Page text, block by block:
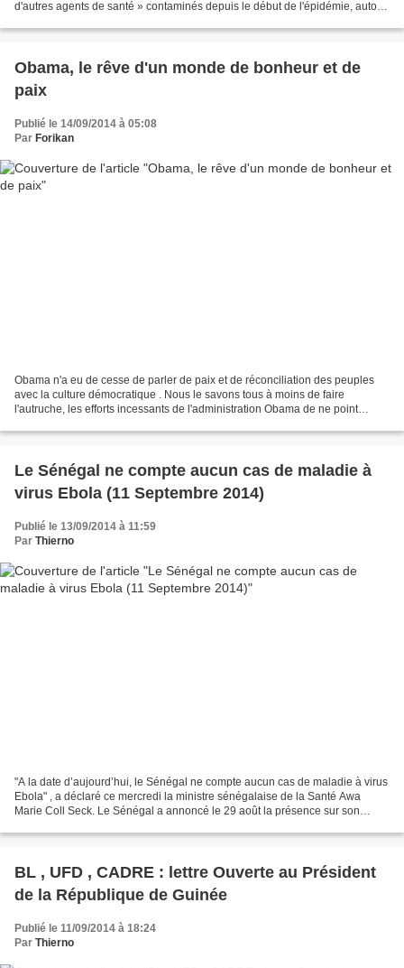
d'autres agents de santé » contaminés depuis le début de l'épidémie, autour
Obama, le rêve d'un monde de bonheur et de
paix
Publié le 14/09/2014 à 05:08
Par Forikan
Obama n'a eu de cesse de parler de paix et de réconciliation des peuples
avec la culture démocratique . Nous le savons tous à moins de faire
l'autruche, les efforts incessants de l'administration Obama de ne point
Le Sénégal ne compte aucun cas de maladie à
virus Ebola (11 Septembre 2014)
Publié le 13/09/2014 à 11:59
Par Thierno
"A la date d’aujourd’hui, le Sénégal ne compte aucun cas de maladie à virus
Ebola" , a déclaré ce mercredi la ministre sénégalaise de la Santé Awa
Marie Coll Seck. Le Sénégal a annoncé le 29 août la présence sur son
BL , UFD , CADRE : lettre Ouverte au Président
de la République de Guinée
Publié le 11/09/2014 à 18:24
Par Thierno